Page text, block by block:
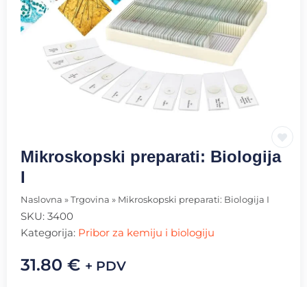
Mikroskopski preparati: Biologija
I
Naslovna » Trgovina » Mikroskopski preparati: Biologija I
SKU: 3400
Kategorija: Pribor za kemiju i biologiju
31.80 € + PDV